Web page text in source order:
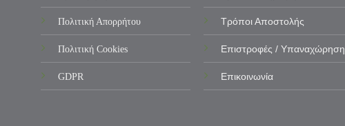
Πολιτική Απορρήτου
Πολιτική Cookies
GDPR
Τρόποι Αποστολής
Επιστροφές / Υπαναχώρηση
Επικοινωνία